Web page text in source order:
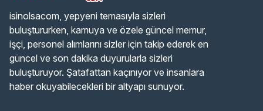
isinolsacom, yepyeni temasıyla sizleri
buluştururken, kamuya ve özele güncel memur,
işçi, personel alımlarını sizler için takip ederek en
güncel ve son dakika duyurularla sizleri
buluşturuyor. Şatafattan kaçınıyor ve insanlara
haber okuyabilecekleri bir altyapı sunuyor.